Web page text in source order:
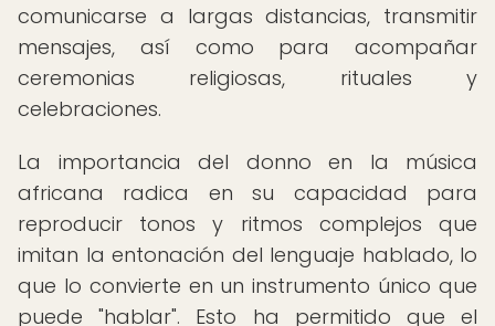
comunicarse a largas distancias, transmitir
mensajes, así como para acompañar
ceremonias religiosas, rituales y
celebraciones.
La importancia del donno en la música
africana radica en su capacidad para
reproducir tonos y ritmos complejos que
imitan la entonación del lenguaje hablado, lo
que lo convierte en un instrumento único que
puede "hablar". Esto ha permitido que el